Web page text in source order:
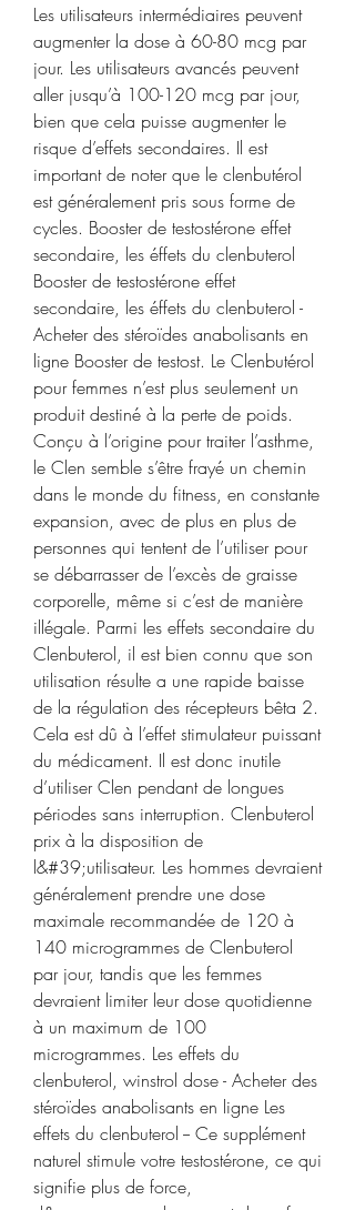
Les utilisateurs intermédiaires peuvent
augmenter la dose à 60-80 mcg par
jour. Les utilisateurs avancés peuvent
aller jusqu’à 100-120 mcg par jour,
bien que cela puisse augmenter le
risque d’effets secondaires. Il est
important de noter que le clenbutérol
est généralement pris sous forme de
cycles. Booster de testostérone effet
secondaire, les éffets du clenbuterol
Booster de testostérone effet
secondaire, les éffets du clenbuterol -
Acheter des stéroïdes anabolisants en
ligne Booster de testost. Le Clenbutérol
pour femmes n’est plus seulement un
produit destiné à la perte de poids.
Conçu à l’origine pour traiter l’asthme,
le Clen semble s’être frayé un chemin
dans le monde du fitness, en constante
expansion, avec de plus en plus de
personnes qui tentent de l’utiliser pour
se débarrasser de l’excès de graisse
corporelle, même si c’est de manière
illégale. Parmi les effets secondaire du
Clenbuterol, il est bien connu que son
utilisation résulte a une rapide baisse
de la régulation des récepteurs bêta 2.
Cela est dû à l’effet stimulateur puissant
du médicament. Il est donc inutile
d’utiliser Clen pendant de longues
périodes sans interruption. Clenbuterol
prix à la disposition de
l&#39;utilisateur. Les hommes devraient
généralement prendre une dose
maximale recommandée de 120 à
140 microgrammes de Clenbuterol
par jour, tandis que les femmes
devraient limiter leur dose quotidienne
à un maximum de 100
microgrammes. Les effets du
clenbuterol, winstrol dose - Acheter des
stéroïdes anabolisants en ligne Les
effets du clenbuterol -- Ce supplément
naturel stimule votre testostérone, ce qui
signifie plus de force,